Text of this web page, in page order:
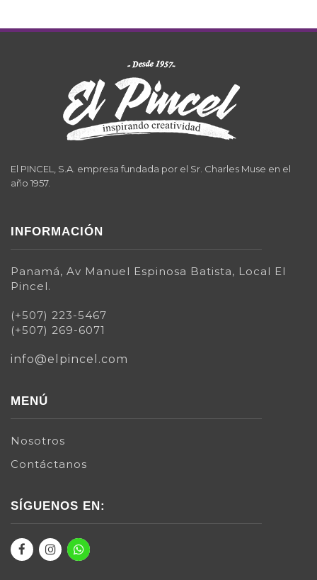
El PINCEL, S.A. empresa fundada por el Sr. Charles Muse en el
año 1957.
INFORMACIÓN
Panamá, Av Manuel Espinosa Batista, Local El
Pincel.
(+507) 223-5467
(+507) 269-6071
info@elpincel.com
MENÚ
Nosotros
Contáctanos
SÍGUENOS EN: